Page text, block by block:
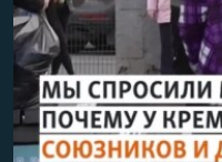
РАСПИСАНИЕ
ПОДПИШИТЕСЬ НА
СОЦИАЛЬНЫЕ СЕТИ